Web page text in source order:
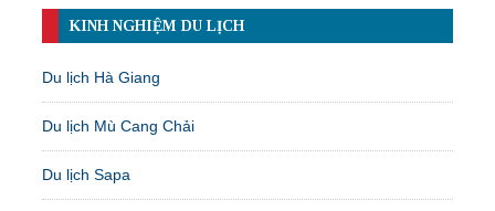
KINH NGHIỆM DU LỊCH
Du lịch Hà Giang
Du lịch Mù Cang Chải
Du lịch Sapa